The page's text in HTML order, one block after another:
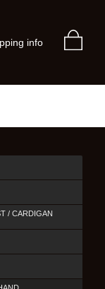
info
/ CARDIGAN